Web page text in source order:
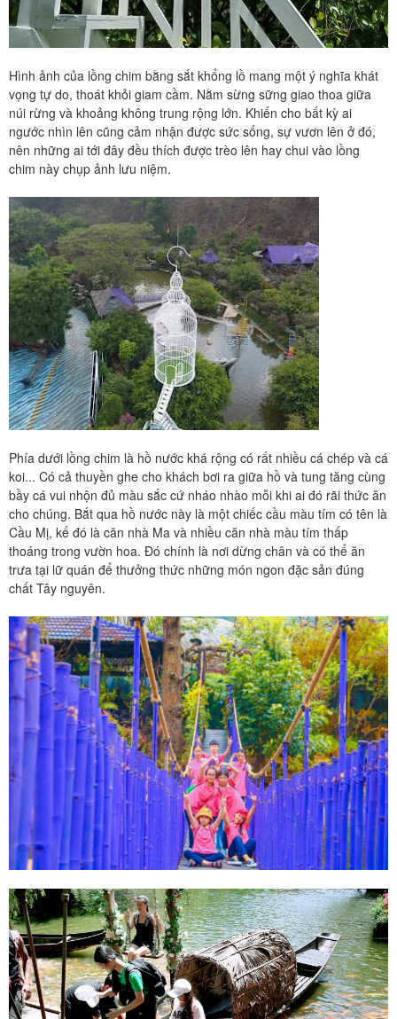
Hình ảnh của lồng chim bằng sắt khổng lồ mang một ý nghĩa khát
vọng tự do, thoát khỏi giam cầm. Nằm sừng sững giao thoa giữa
núi rừng và khoảng không trung rộng lớn. Khiến cho bất kỳ ai
ngước nhìn lên cũng cảm nhận được sức sống, sự vươn lên ở đó,
nên những ai tới đây đều thích được trèo lên hay chui vào lồng
chim này chụp ảnh lưu niệm.
Phía dưới lồng chim là hồ nước khá rộng có rất nhiều cá chép và cá
koi... Có cả thuyền ghe cho khách bơi ra giữa hồ và tung tăng cùng
bầy cá vui nhộn đủ màu sắc cứ nháo nhào mỗi khi ai đó rãi thức ăn
cho chúng. Bắt qua hồ nước này là một chiếc cầu màu tím có tên là
Cầu Mị, kế đó là căn nhà Ma và nhiều căn nhà màu tím thấp
thoáng trong vườn hoa. Đó chính là nơi dừng chân và có thể ăn
trưa tại lữ quán để thưởng thức những món ngon đặc sản đúng
chất Tây nguyên.